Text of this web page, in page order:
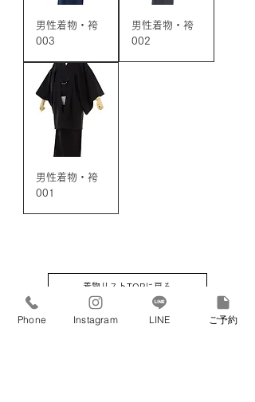
男性着物・袴
003
男性着物・袴
002
男性着物・袴
001
着物リストTOPに戻る
Phone Instagram LINE ご予約